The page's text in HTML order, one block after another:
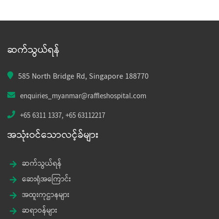
ဆက်သွယ်ရန်
585 North Bridge Rd, Singapore 188770
enquiries_myanmar@raffleshospital.com
+65 6311 1337,+65 63112217
အသုံးဝင်သောလင့်ခ်များ
ဆက်သွယ်ရန်
ဆေးရုံအကြောင်း
အထူးကုဌာနများ
ဆရာဝန်များ